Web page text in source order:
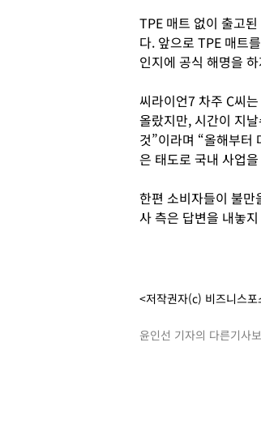
TPE 매트 없이 출고
다. 앞으로 TPE 매트
인지에 공식 해명을
씨라이언7 차주 C씨
올랐지만, 시간이 지
것”이라며 “올해부터
은 태도로 국내 사업
한편 소비자들이 불만
사 측은 답변을 내놓
<저작권자(c) 비즈니스
윤인선 기자의 다른기사